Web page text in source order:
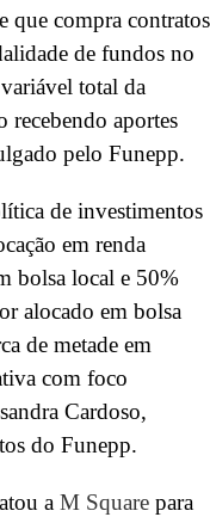
que compra contratos
de fundos no
total da
recebendo aportes
pelo Funepp.
de investimentos
em renda
bolsa local e 50%
alocado em bolsa
de metade em
com foco
Cardoso,
do Funepp.
a M Square para